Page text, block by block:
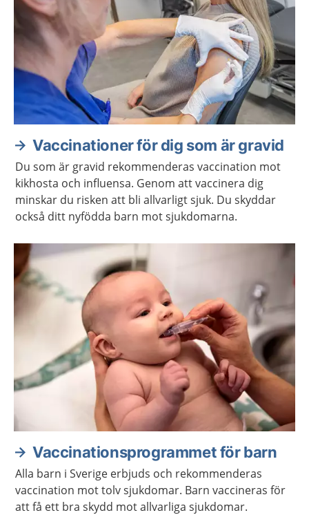
Vaccinationer för dig som är gravid
Du som är gravid rekommenderas vaccination mot
kikhosta och influensa. Genom att vaccinera dig
minskar du risken att bli allvarligt sjuk. Du skyddar
också ditt nyfödda barn mot sjukdomarna.
Vaccinationsprogrammet för barn
Alla barn i Sverige erbjuds och rekommenderas
vaccination mot tolv sjukdomar. Barn vaccineras för
att få ett bra skydd mot allvarliga sjukdomar.